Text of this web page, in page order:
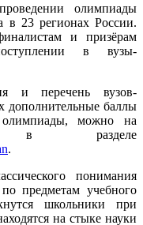
олимпиады
в 23 регионах России.
и призёрам
в вузы-
и перечень вузов-
дополнительные баллы
можно на
в разделе
.
понимания
предметам учебного
школьники при
на стыке науки